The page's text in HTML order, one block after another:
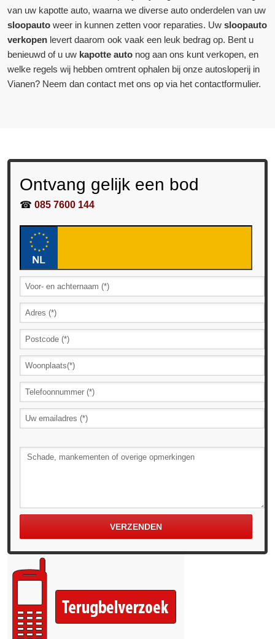
van uw kapotte auto, waarna we diverse auto onderdelen van uw
sloopauto weer in kunnen zetten voor reparaties. Uw sloopauto
verkopen levert daarom ook vaak een leuk bedrag op. Bent u
benieuwd of u uw kapotte auto nog aan ons kunt verkopen, en
welke regels wij hebben omtrent ophalen bij onze autosloperij in
Vianen? Neem dan contact met ons op via het contactformulier.
Ontvang gelijk een bod
☎ 085 7600 144